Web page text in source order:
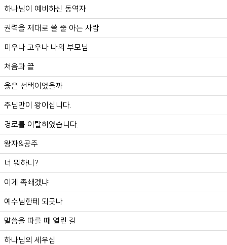
하나님이 예비하신 동역자
권력을 제대로 쓸 줄 아는 사람
미우나 고우나 나의 부모님
처음과 끝
옳은 선택이었을까
주님만이 왕이십니다.
경로를 이탈하였습니다.
왕자&공주
너 뭐하니?
이게 족쇄겠냐
예수님한테 되긋나
말씀을 따를 때 열린 길
하나님의 세우심